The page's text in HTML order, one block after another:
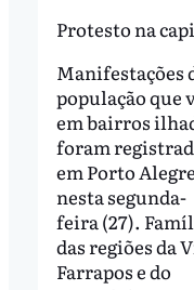
Protesto na
Manifestações
população que
em bairros
foram
em Porto Alegre
nesta segunda-
feira (27).
das regiões da
Farrapos e do